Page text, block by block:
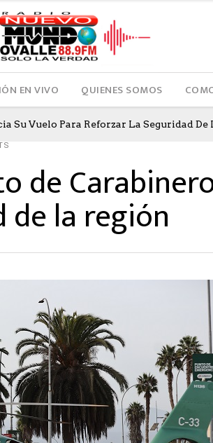
EN VIVO QUIENES SOMOS
Vuelo Para Reforzar La Seguridad De
de
la región